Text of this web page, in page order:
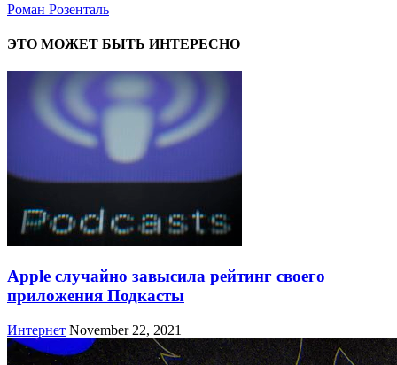
Роман Розенталь
ЭТО МОЖЕТ БЫТЬ ИНТЕРЕСНО
Apple случайно завысила рейтинг своего
приложения Подкасты
Интернет November 22, 2021